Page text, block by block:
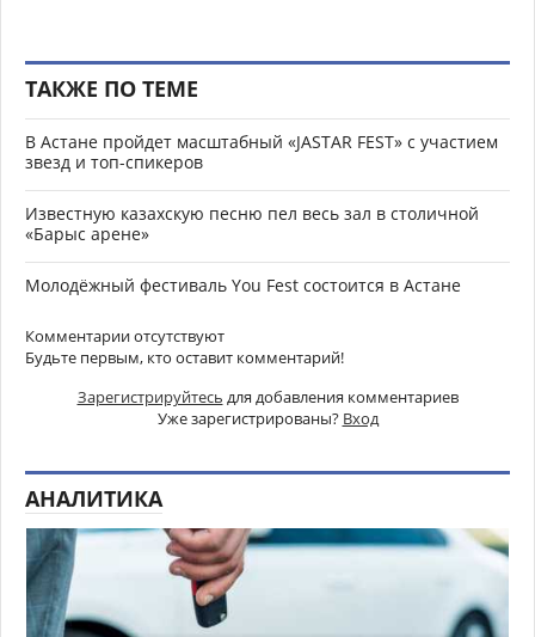
ТАКЖЕ ПО ТЕМЕ
В Астане пройдет масштабный «JASTAR FEST» с участием
звезд и топ-спикеров
Известную казахскую песню пел весь зал в столичной
«Барыс арене»
Молодёжный фестиваль You Fest состоится в Астане
Комментарии отсутствуют
Будьте первым, кто оставит комментарий!
Зарегистрируйтесь для добавления комментариев
Уже зарегистрированы? Вход
АНАЛИТИКА